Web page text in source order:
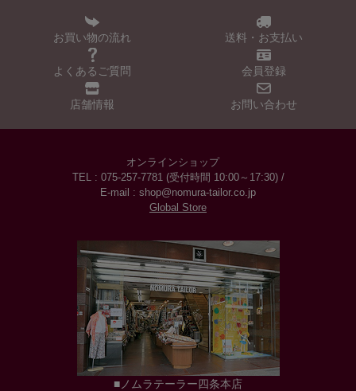
お買い物の流れ 送料・お支払い
よくあるご質問 会員登録
店舗情報 お問い合わせ
オンラインショップ
TEL : 075-257-7781 (受付時間 10:00～17:30) /
E-mail : shop@nomura-tailor.co.jp
Global Store
■ノムラテーラー四条本店